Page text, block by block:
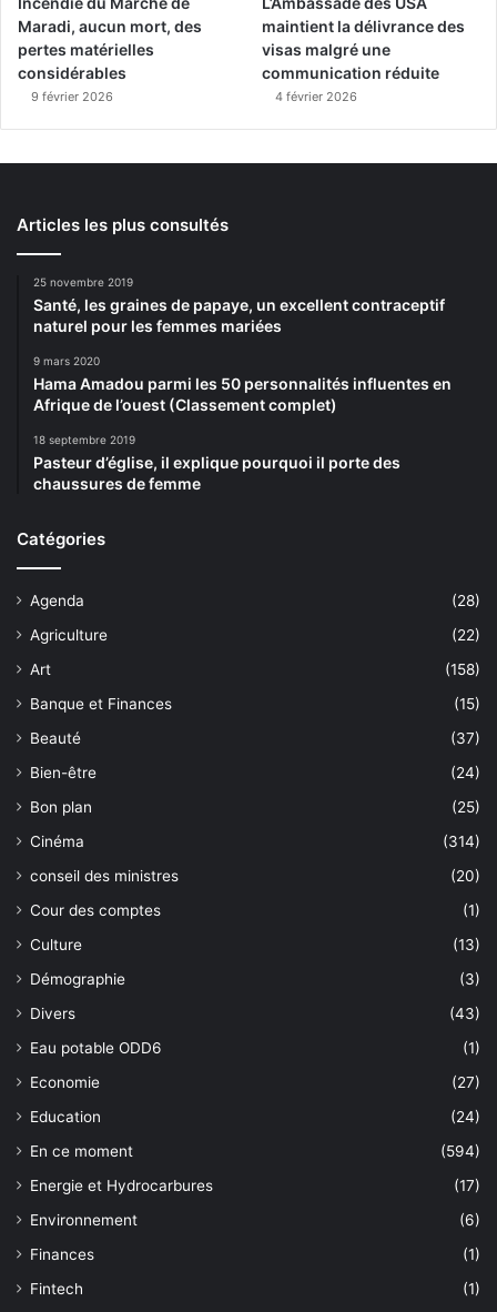
Maradi, aucun mort, des
pertes matérielles
considérables
9 février 2026
maintient la délivrance des
visas malgré une
communication réduite
4 février 2026
Articles les plus consultés
25 novembre 2019
Santé, les graines de papaye, un excellent contraceptif
naturel pour les femmes mariées
9 mars 2020
Hama Amadou parmi les 50 personnalités influentes en
Afrique de l’ouest (Classement complet)
18 septembre 2019
Pasteur d’église, il explique pourquoi il porte des
chaussures de femme
Catégories
Agenda
(28)
Agriculture
(22)
Art
(158)
Banque et Finances
(15)
Beauté
(37)
Bien-être
(24)
Bon plan
(25)
Cinéma
(314)
conseil des ministres
(20)
Cour des comptes
(1)
Culture
(13)
Démographie
(3)
Divers
(43)
Eau potable ODD6
(1)
Economie
(27)
Education
(24)
En ce moment
(594)
Energie et Hydrocarbures
(17)
Environnement
(6)
Finances
(1)
Fintech
(1)